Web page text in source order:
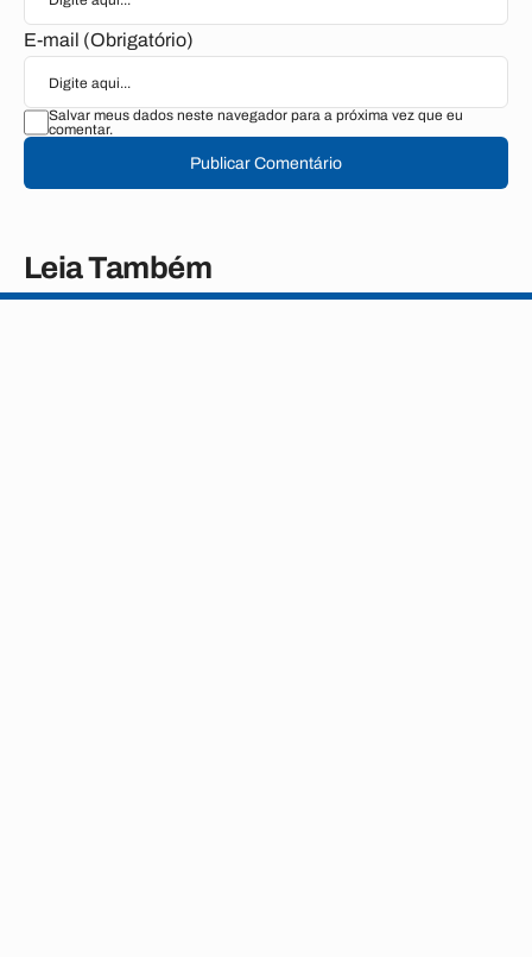
E-mail (Obrigatório)
Salvar meus dados neste navegador para a próxima vez que eu
comentar.
Publicar Comentário
Leia Também